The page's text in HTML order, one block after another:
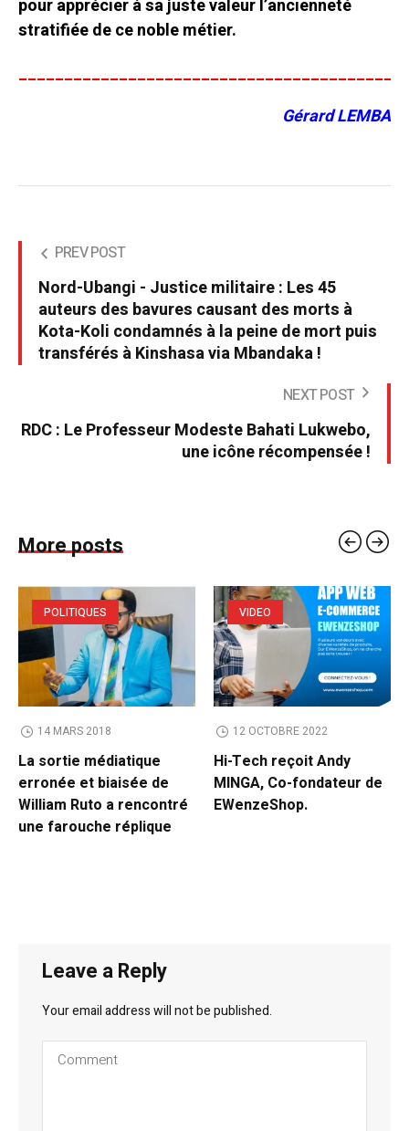
pour apprécier à sa juste valeur l’ancienneté
stratifiée de ce noble métier.
Gérard LEMBA
PREV POST
Nord-Ubangi - Justice militaire : Les 45
auteurs des bavures causant des morts à
Kota-Koli condamnés à la peine de mort puis
transférés à Kinshasa via Mbandaka !
NEXT POST
RDC : Le Professeur Modeste Bahati Lukwebo,
une icône récompensée !
More posts
POLITIQUES
14 MARS 2018
La sortie médiatique
erronée et biaisée de
William Ruto a rencontré
une farouche réplique
VIDEO
12 OCTOBRE 2022
Hi-Tech reçoit Andy
MINGA, Co-fondateur de
EWenzeShop.
Leave a Reply
Your email address will not be published.